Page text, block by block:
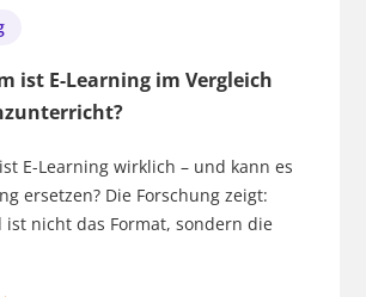
ist E-Learning im Vergleich
E-Learning wirklich – und kann es
ersetzen? Die Forschung zeigt:
ist nicht das Format, sondern die